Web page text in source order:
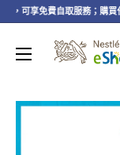
，可享免費自取服務；購買